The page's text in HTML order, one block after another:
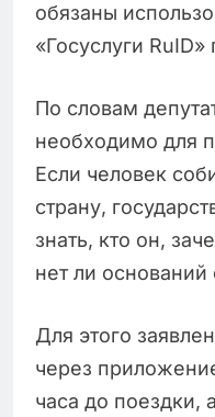
обязаны
«Госуслуги
По словам
необходимо для
Если человек
страну,
знать, кто он,
нет ли оснований
Для этого
через
часа до поездки,